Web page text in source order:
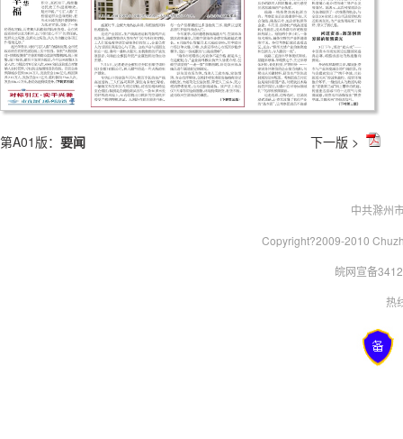
第A01版： 要闻 下一版 >
中共滁州
Copyright?2009-2010
皖网宣备
热